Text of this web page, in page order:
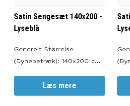
Satin Sengesæt 140x200 -
Lyseblå
Generelt Størrelse
(Dynebetræk): 140x200 cm.
60x63 cm. Farve: Lyseblå.
Lynlåslukning i både pude-
Læs mere
60x63